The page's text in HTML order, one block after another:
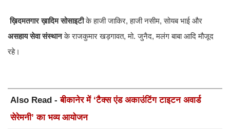
ख़िदमतगार ख़ादिम सोसाइटीके हाजी जाकिर, हाजी नसीम, सोयब भाई और
असहाय सेवा संस्थानके राजकुमार खड़गावत, मो. जुनैद, मलंग बाबा आदि मौजूद
रहे।
Also Read -बीकानेर में ‘टैक्स एंड अकाउंटिंग टाइटन अवार्ड
सेरेमनी’ का भव्य आयोजन